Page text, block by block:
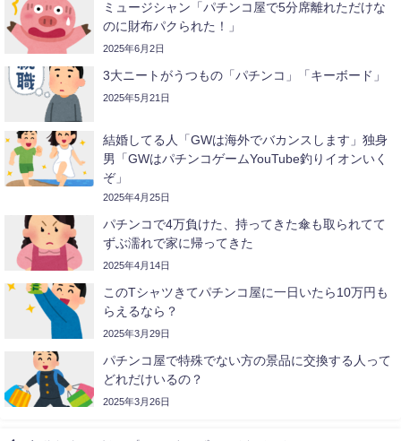
ミュージシャン「パチンコ屋で5分席離れただけな
のに財布パクられた！」
2025年6月2日
3大ニートがうつもの「パチンコ」「キーボード」
2025年5月21日
結婚してる人「GWは海外でバカンスします」独身
男「GWはパチンコゲームYouTube釣りイオンいく
ぞ」
2025年4月25日
パチンコで4万負けた、持ってきた傘も取られてて
ずぶ濡れで家に帰ってきた
2025年4月14日
このTシャツきてパチンコ屋に一日いたら10万円も
らえるなら？
2025年3月29日
パチンコ屋で特殊でない方の景品に交換する人って
どれだけいるの？
2025年3月26日